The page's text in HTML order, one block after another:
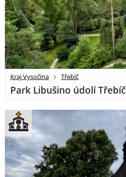
Kraj Vysočina Třebíč
Park Libušino údolí Třebíč